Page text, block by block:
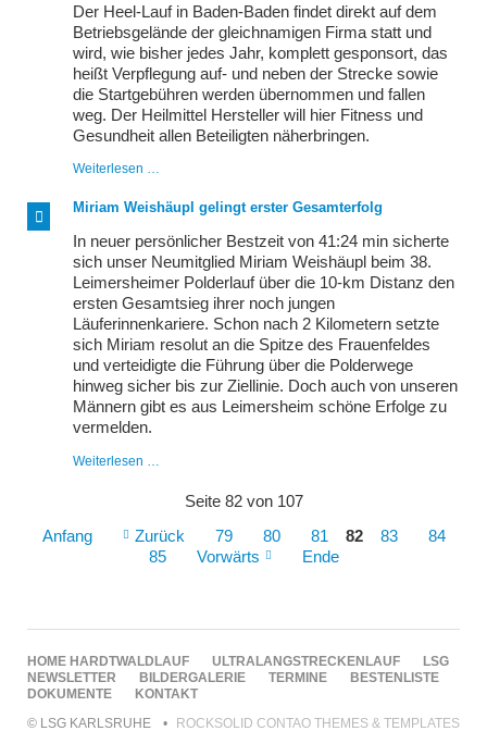
Der Heel-Lauf in Baden-Baden findet direkt auf dem
Betriebsgelände der gleichnamigen Firma statt und
wird, wie bisher jedes Jahr, komplett gesponsort, das
heißt Verpflegung auf- und neben der Strecke sowie
die Startgebühren werden übernommen und fallen
weg. Der Heilmittel Hersteller will hier Fitness und
Gesundheit allen Beteiligten näherbringen.
Weiterlesen …
Heel-
Lauf
und
LSGler
ganz
vorne
mit
dabei
Miriam Weishäupl gelingt erster Gesamterfolg
In neuer persönlicher Bestzeit von 41:24 min sicherte
sich unser Neumitglied Miriam Weishäupl beim 38.
Leimersheimer Polderlauf über die 10-km Distanz den
ersten Gesamtsieg ihrer noch jungen
Läuferinnenkariere. Schon nach 2 Kilometern setzte
sich Miriam resolut an die Spitze des Frauenfeldes
und verteidigte die Führung über die Polderwege
hinweg sicher bis zur Ziellinie. Doch auch von unseren
Männern gibt es aus Leimersheim schöne Erfolge zu
vermelden.
Weiterlesen …
gelingt
ersterSeite 82 von 107
Anfang
Zurück 79 80 81 82 83
84
85
Vorwärts Ende
NAVIGATION
ÜBERSPRINGEN
HOME HARDTWALDLAUF ULTRALANGSTRECKENLAUF
LSG
NEWSLETTER
BILDERGALERIE TERMINE
BESTENLISTE
DOKUMENTE
KONTAKT
© LSG KARLSRUHE
ROCKSOLID CONTAO THEMES & TEMPLATES